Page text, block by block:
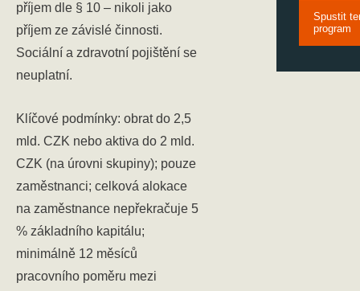
příjem dle § 10 – nikoli jako
příjem ze závislé činnosti.
Sociální a zdravotní pojištění se
neuplatní.
Klíčové podmínky: obrat do 2,5
mld. CZK nebo aktiva do 2 mld.
CZK (na úrovni skupiny); pouze
zaměstnanci; celková alokace
na zaměstnance nepřekračuje 5
% základního kapitálu;
minimálně 12 měsíců
pracovního poměru mezi
Spustit
program